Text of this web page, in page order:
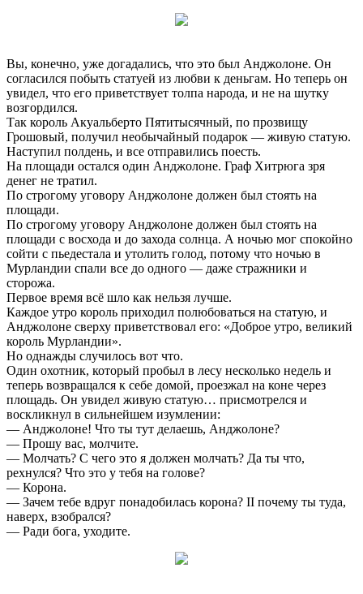
Вы, конечно, уже догадались, что это был Анджолоне. Он
согласился побыть статуей из любви к деньгам. Но теперь он
увидел, что его приветствует толпа народа, и не на шутку
возгордился.
Так король Акуальберто Пятитысячный, по прозвищу
Грошовый, получил необычайный подарок — живую статую.
Наступил полдень, и все отправились поесть.
На площади остался один Анджолоне. Граф Хитрюга зря
денег не тратил.
По строгому уговору Анджолоне должен был стоять на
площади.
По строгому уговору Анджолоне должен был стоять на
площади с восхода и до захода солнца. А ночью мог спокойно
сойти с пьедестала и утолить голод, потому что ночью в
Мурландии спали все до одного — даже стражники и
сторожа.
Первое время всё шло как нельзя лучше.
Каждое утро король приходил полюбоваться на статую, и
Анджолоне сверху приветствовал его: «Доброе утро, великий
король Мурландии».
Но однажды случилось вот что.
Один охотник, который пробыл в лесу несколько недель и
теперь возвращался к себе домой, проезжал на коне через
площадь. Он увидел живую статую… присмотрелся и
воскликнул в сильнейшем изумлении:
— Анджолоне! Что ты тут делаешь, Анджолоне?
— Прошу вас, молчите.
— Молчать? С чего это я должен молчать? Да ты что,
рехнулся? Что это у тебя на голове?
— Корона.
— Зачем тебе вдруг понадобилась корона? II почему ты туда,
наверх, взобрался?
— Ради бога, уходите.